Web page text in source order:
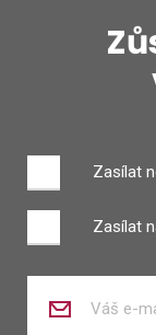
Zasílat
Zasílat
váš